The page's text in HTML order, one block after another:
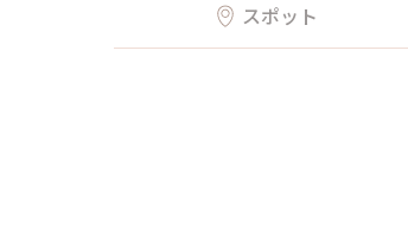
スポット